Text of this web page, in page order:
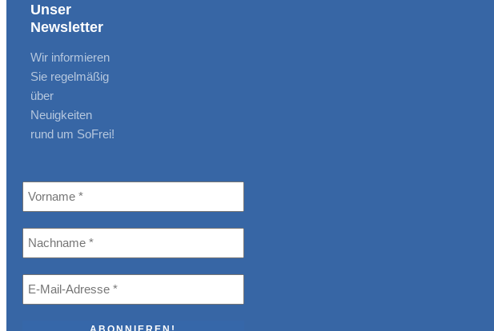
Unser
Newsletter
Wir informieren
Sie regelmäßig
über
Neuigkeiten
rund um SoFrei!